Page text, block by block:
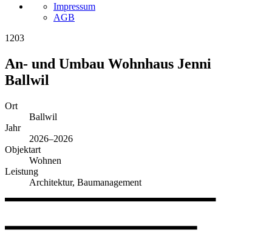
Impressum
AGB
1203
An- und Umbau Wohnhaus Jenni
Ballwil
Ort
Ballwil
Jahr
2026–2026
Objektart
Wohnen
Leistung
Architektur, Baumanagement